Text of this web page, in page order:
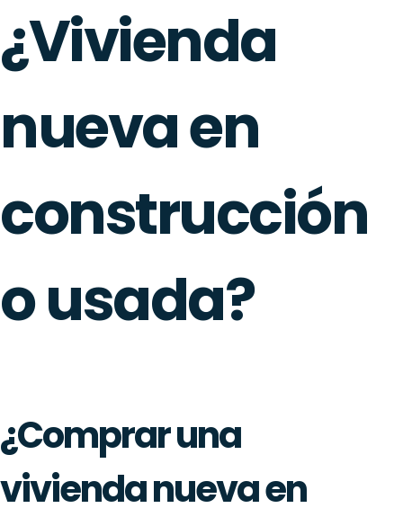
¿Vivienda
nueva en
construcción
o usada?
¿Comprar una
vivienda nueva en